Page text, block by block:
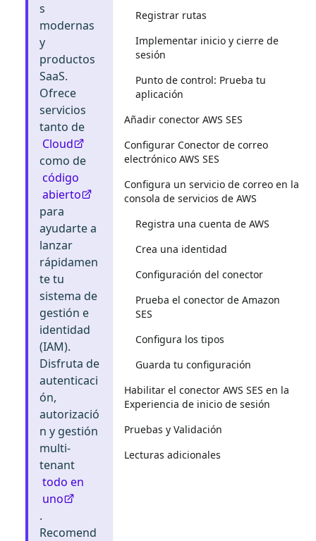
s
modernas
y
productos
SaaS.
Ofrece
servicios
tanto de
Cloud
como de
código
abierto
para
ayudarte a
lanzar
rápidamen
te tu
sistema de
gestión e
identidad
(IAM).
Disfruta de
autenticaci
ón,
autorizació
n y gestión
multi-
tenant
todo en
uno
.
Recomend
Registrar rutas
Implementar inicio y cierre de
sesión
Punto de control: Prueba tu
aplicación
Añadir conector AWS SES
Configurar Conector de correo
electrónico AWS SES
Configura un servicio de correo en la
consola de servicios de AWS
Registra una cuenta de AWS
Crea una identidad
Configuración del conector
Prueba el conector de Amazon
SES
Configura los tipos
Guarda tu configuración
Habilitar el conector AWS SES en la
Experiencia de inicio de sesión
Pruebas y Validación
Lecturas adicionales